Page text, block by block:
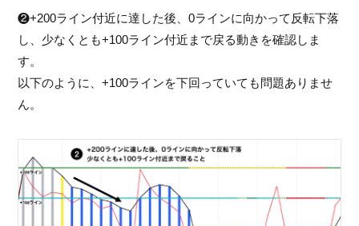
❷+200ライン付近に達した後、0ラインに向かって反転下落
し、少なくとも+100ライン付近まで戻る動きを確認しま
す。
以下のように、+100ラインを下回っていても問題ありませ
ん。